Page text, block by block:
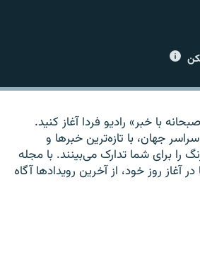
با خبر» راديو فردا آغاز کنيد.
سراسر جهان، با تازه‌ترين خبرها و
را برای شما تدارک می‌بينند. با مجله
آغاز روز خود، از آخرين رويدادها آگاه